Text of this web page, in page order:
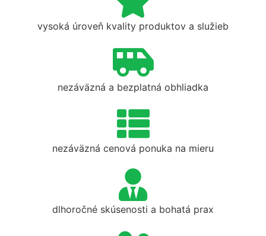
vysoká úroveň kvality produktov a služieb
nezáväzná a bezplatná obhliadka
nezáväzná cenová ponuka na mieru
dlhoročné skúsenosti a bohatá prax